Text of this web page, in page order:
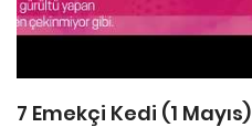
7 Emekçi Kedi (1 Mayıs)